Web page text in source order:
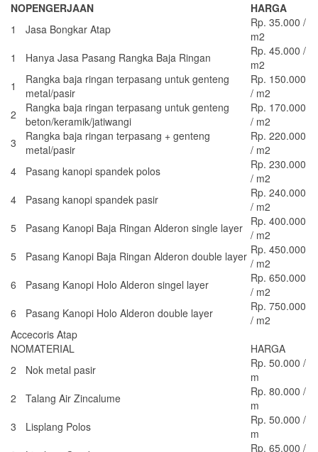
NOPENGERJAAN
HARGA
1
Jasa Bongkar Atap
Rp. 35.000 /
m2
1
Hanya Jasa Pasang Rangka Baja Ringan
Rp. 45.000 /
m2
1
Rangka baja ringan terpasang untuk genteng
metal/pasir
Rp. 150.000
/ m2
2
Rangka baja ringan terpasang untuk genteng
beton/keramik/jatiwangi
Rp. 170.000
/ m2
3
Rangka baja ringan terpasang + genteng
metal/pasir
Rp. 220.000
/ m2
4
Pasang kanopi spandek polos
Rp. 230.000
/ m2
4
Pasang kanopi spandek pasir
Rp. 240.000
/ m2
5
Pasang Kanopi Baja Ringan Alderon single layer Rp. 400.000
/ m2
5
Pasang Kanopi Baja Ringan Alderon double layer Rp. 450.000
/ m2
6
Pasang Kanopi Holo Alderon singel layer
Rp. 650.000
/ m2
6
Pasang Kanopi Holo Alderon double layer
Rp. 750.000
/ m2
Accecoris Atap
NOMATERIAL
HARGA
2
Nok metal pasir
Rp. 50.000 /
m
2
Talang Air Zincalume
Rp. 80.000 /
m
3
Lisplang Polos
Rp. 50.000 /
m
Rp. 65.000 /